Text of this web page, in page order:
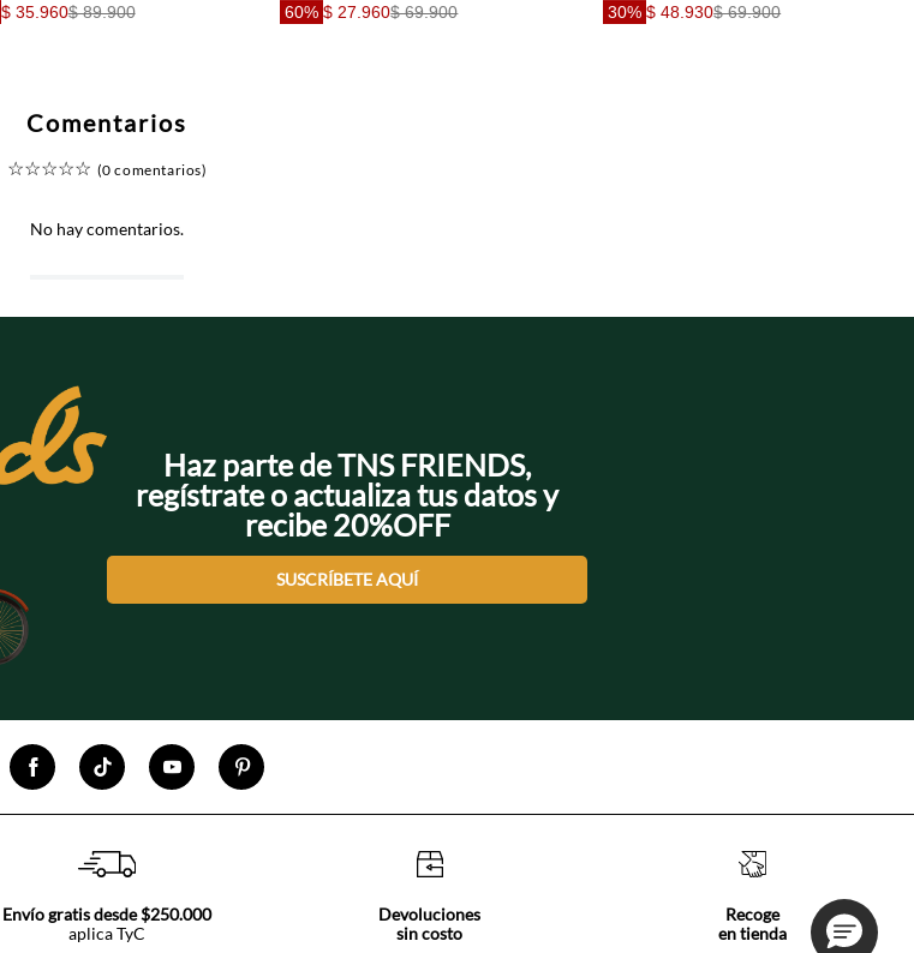
$ 35.960$ 89.900 60% $ 27.960$ 69.900 30% $ 48.930$ 69.900
Comentarios
☆☆☆☆☆ (0 comentarios)
No hay comentarios.
Haz parte de TNS FRIENDS,
regístrate o actualiza tus datos y
recibe 20%OFF
SUSCRÍBETE AQUÍ
Envío gratis desde $250.000
aplica TyC
Devoluciones
sin costo
Recoge
en tienda